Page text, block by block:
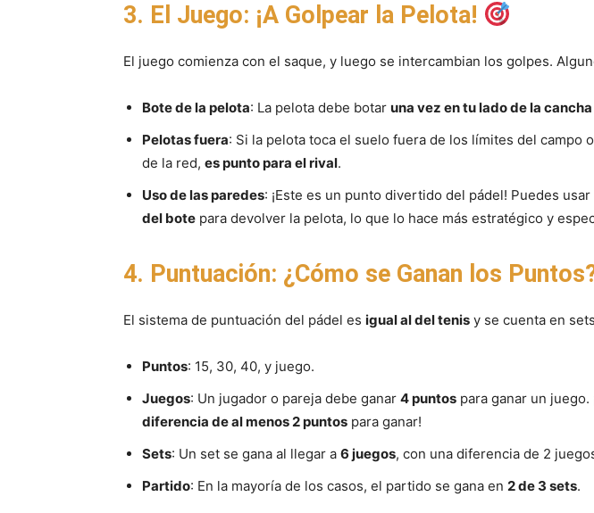
3. El Juego: ¡A Golpear la Pelota!
El juego comienza con el saque, y luego se intercambian los golpes.
Bote de la pelota: La pelota debe botar una vez en tu lado de la cancha
Pelotas fuera: Si la pelota toca el suelo fuera de los límites del campo
de la red, es punto para el rival.
Uso de las paredes: ¡Este es un punto divertido del pádel! Puedes
del bote para devolver la pelota, lo que lo hace más estratégico y
4. Puntuación: ¿Cómo se Ganan los
El sistema de puntuación del pádel es igual al del tenis y se cuenta en
Puntos: 15, 30, 40, y juego.
Juegos: Un jugador o pareja debe ganar 4 puntos para ganar un juego.
diferencia de al menos 2 puntos para ganar!
Sets: Un set se gana al llegar a 6 juegos, con una diferencia de 2
Partido: En la mayoría de los casos, el partido se gana en 2 de 3 sets.